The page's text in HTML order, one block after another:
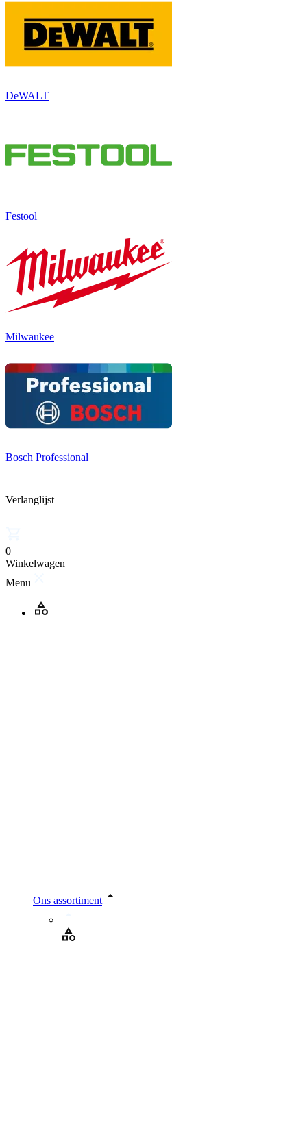
DeWALT
Festool
Milwaukee
Bosch Professional
Verlanglijst
0
Winkelwagen
Menu
Ons assortiment